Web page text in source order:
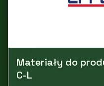
Materiały do
C-L